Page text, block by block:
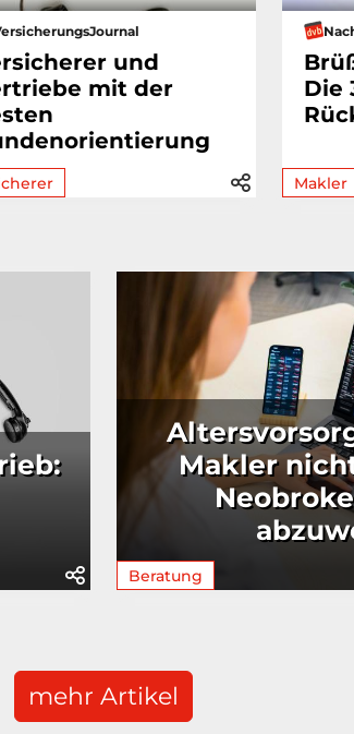
und
mit der
Die
Makler
Makler
Beratung
mehr Artikel